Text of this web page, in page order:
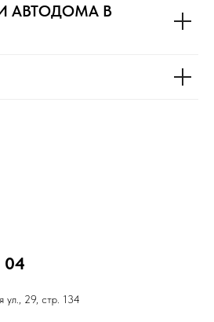
АВТОДОМА В
04
ул., 29, стр. 134